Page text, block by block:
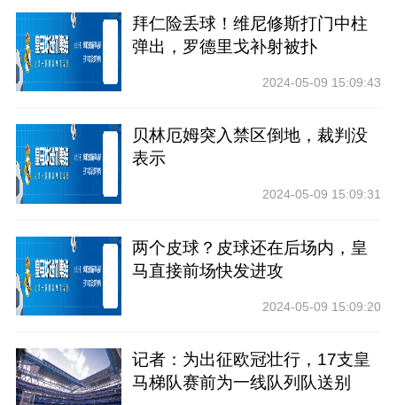
拜仁险丢球！维尼修斯打门中柱
弹出，罗德里戈补射被扑
2024-05-09 15:09:43
贝林厄姆突入禁区倒地，裁判没
表示
2024-05-09 15:09:31
两个皮球？皮球还在后场内，皇
马直接前场快发进攻
2024-05-09 15:09:20
记者：为出征欧冠壮行，17支皇
马梯队赛前为一线队列队送别